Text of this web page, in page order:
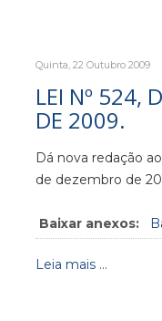
Quinta, 22 Outubro 2009
LEI Nº 524,
DE 2009.
Dá nova redação
de dezembro de
Baixar anexos:
Leia mais ...